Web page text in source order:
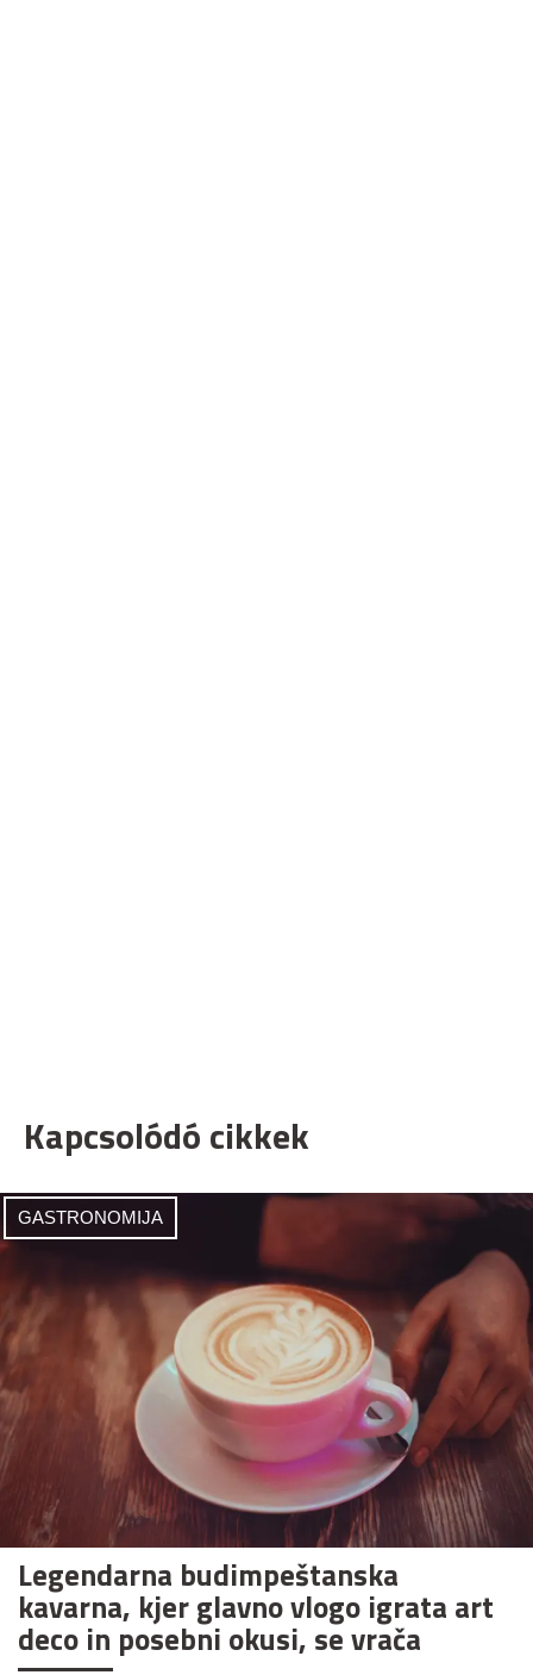
Kapcsolódó cikkek
GASTRONOMIJA
Legendarna budimpeštanska
kavarna, kjer glavno vlogo igrata art
deco in posebni okusi, se vrača